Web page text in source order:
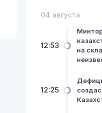
04 августа
12:53
на
12:25